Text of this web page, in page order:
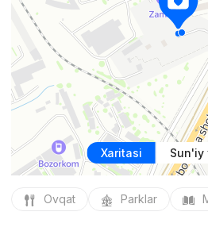
Xaritasi Sun'iy
Ovqat Parklar